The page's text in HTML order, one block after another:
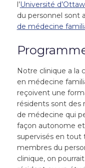
l’Université
du personnel sont
de médecine
Notre clinique a la
en médecine
reçoivent une
résidents sont des
de médecine qui
façon autonome
supervisés en tout
membres du
clinique, on